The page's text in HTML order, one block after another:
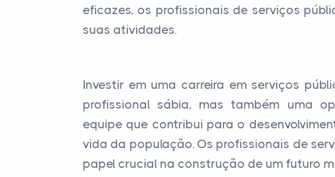
eficazes, os profissionais de serviços
suas atividades.
Investir em uma carreira em serviços
profissional sábia, mas também uma
equipe que contribui para o
vida da população. Os profissionais de
papel crucial na construção de um futuro